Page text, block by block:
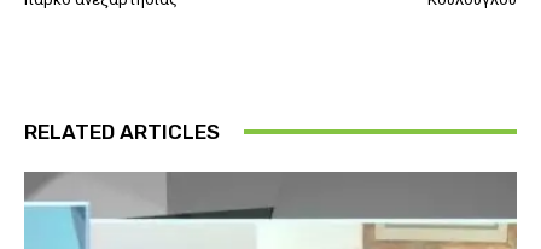
RELATED ARTICLES